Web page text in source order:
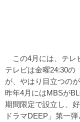
この4月には、テレ
テレビは金曜24:30の
が、やはり目立つの
昨年4月にはMBSが
期間限定で設立し、
ドラマDEEP」第一